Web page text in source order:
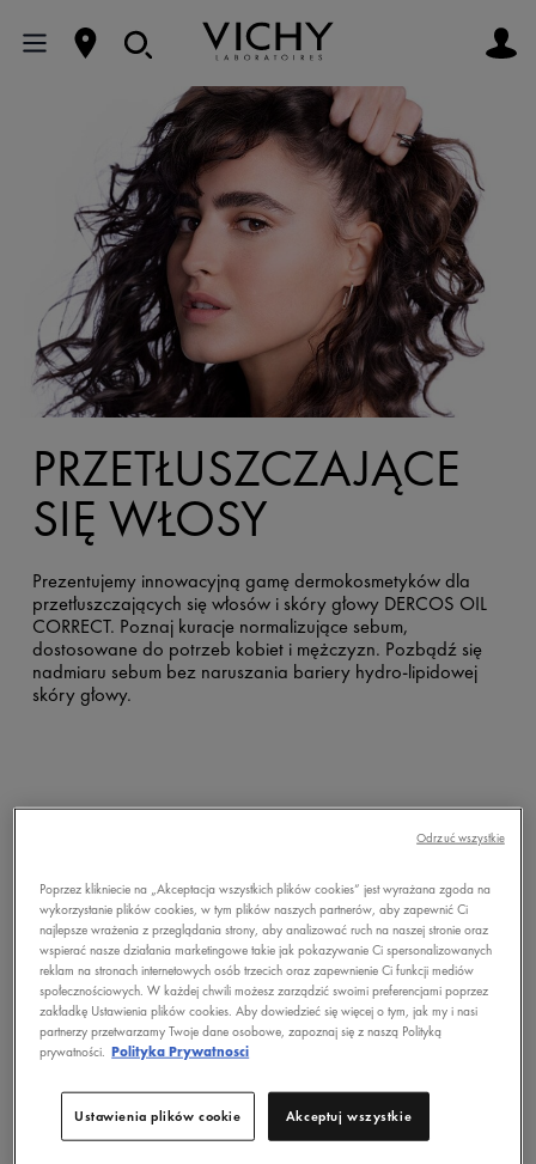
PRZETŁUSZCZAJĄCE
SIĘ WŁOSY
Prezentujemy innowacyjną gamę dermokosmetyków dla
przetłuszczających się włosów i skóry głowy DERCOS OIL
CORRECT. Poznaj kuracje normalizujące sebum,
dostosowane do potrzeb kobiet i mężczyzn. Pozbądź się
nadmiaru sebum bez naruszania bariery hydro-lipidowej
skóry głowy.
Poprzez klikniecie na „Akceptacja wszystkich plików cookies” jest wyrażana zgoda na
wykorzystanie plików cookies, w tym plików naszych partnerów, aby zapewnić Ci
najlepsze wrażenia z przeglądania strony, aby analizować ruch na naszej stronie oraz
wspierać nasze działania marketingowe takie jak pokazywanie Ci spersonalizowanych
reklam na stronach internetowych osób trzecich oraz zapewnienie Ci funkcji mediów
społecznościowych. W każdej chwili możesz zarządzić swoimi preferencjami poprzez
zakładkę Ustawienia plików cookies. Aby dowiedzieć się więcej o tym, jak my i nasi
partnerzy przetwarzamy Twoje dane osobowe, zapoznaj się z naszą Polityką
prywatności. Polityka Prywatnosci
Ustawienia plików cookie Akceptuj wszystkie
Odrzuć wszystkie